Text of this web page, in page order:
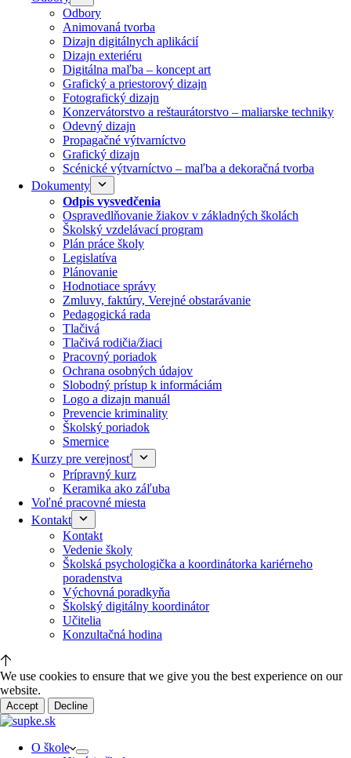
Odbory
Animovaná tvorba
Dizajn digitálnych aplikácií
Dizajn exteriéru
Digitálna maľba – koncept art
Grafický a priestorový dizajn
Fotografický dizajn
Konzervátorstvo a reštaurátorstvo – maliarske techniky
Odevný dizajn
Propagačné výtvarníctvo
Grafický dizajn
Scénické výtvarníctvo – maľba a dekoračná tvorba
Dokumenty
Odpis vysvedčenia
Ospravedlňovanie žiakov v základných školách
Školský vzdelávací program
Plán práce školy
Legislatíva
Plánovanie
Hodnotiace správy
Zmluvy, faktúry, Verejné obstarávanie
Pedagogická rada
Tlačivá
Tlačivá rodičia/žiaci
Pracovný poriadok
Ochrana osobných údajov
Slobodný prístup k informáciám
Logo a dizajn manuál
Prevencie kriminality
Školský poriadok
Smernice
Kurzy pre verejnosť
Prípravný kurz
Keramika ako záľuba
Voľné pracovné miesta
Kontakt
Kontakt
Vedenie školy
Školská psychologička a koordinátorka kariérneho
poradenstva
Výchovná poradkyňa
Školský digitálny koordinátor
Učitelia
Konzultačná hodina
We use cookies to ensure that we give you the best experience on our
website.
Accept Decline
O škole